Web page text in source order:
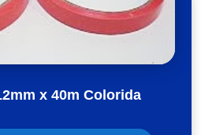
x 40m Colorida